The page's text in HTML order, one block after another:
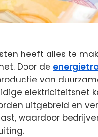
heeft alles te
Door de
van
elektriciteitsnet
uitgebreid en
waardoor